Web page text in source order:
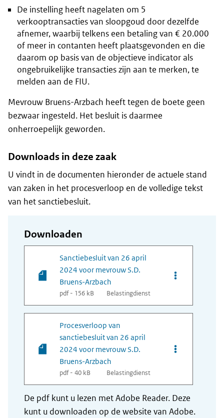
De instelling heeft nagelaten om 5
verkooptransacties van sloopgoud door dezelfde
afnemer, waarbij telkens een betaling van € 20.000
of meer in contanten heeft plaatsgevonden en die
daarom op basis van de objectieve indicator als
ongebruikelijke transacties zijn aan te merken, te
melden aan de FIU.
Mevrouw Bruens-Arzbach heeft tegen de boete geen
bezwaar ingesteld. Het besluit is daarmee
onherroepelijk geworden.
Downloads in deze zaak
U vindt in de documenten hieronder de actuele stand
van zaken in het procesverloop en de volledige tekst
van het sanctiebesluit.
Downloaden
Sanctiebesluit van 26 april
2024 voor mevrouw S.D.
Bruens-Arzbach
pdf - 156 kB Belastingdienst
Opties van
Procesverloop van
sanctiebesluit van 26 april
2024 voor mevrouw S.D.
Bruens-Arzbach
pdf - 40 kB Belastingdienst
Opties van
De pdf kunt u lezen met Adobe Reader. Deze
kunt u downloaden op de website van Adobe.